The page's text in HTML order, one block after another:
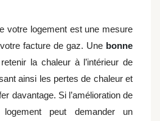
votre logement est une mesure
facture de gaz. Une bonne
la chaleur à l’intérieur de
ainsi les pertes de chaleur et
davantage. Si l’amélioration de
logement peut demander un